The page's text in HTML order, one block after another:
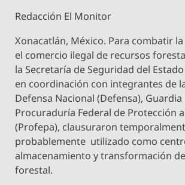
Redacción El Monitor
Xonacatlán, México. Para combatir
el comercio ilegal de recursos
la Secretaría de Seguridad del
en coordinación con integrantes de
Defensa Nacional (Defensa), Guardia
Procuraduría Federal de Protección
(Profepa), clausuraron
probablemente utilizado como
almacenamiento y transformación
forestal.